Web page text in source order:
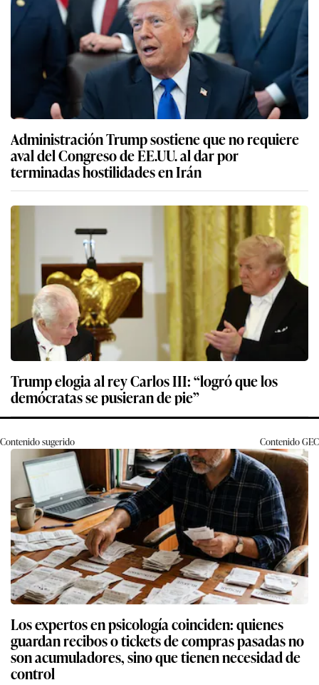
Administración Trump sostiene que no requiere
aval del Congreso de EE.UU. al dar por
terminadas hostilidades en Irán
Trump elogia al rey Carlos III: “logró que los
demócratas se pusieran de pie”
Contenido sugerido ContenidoGEC
Los expertos en psicología coinciden: quienes
guardan recibos o tickets de compras pasadas no
son acumuladores, sino que tienen necesidad de
control